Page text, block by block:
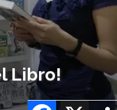
Libro!
X
Facebook